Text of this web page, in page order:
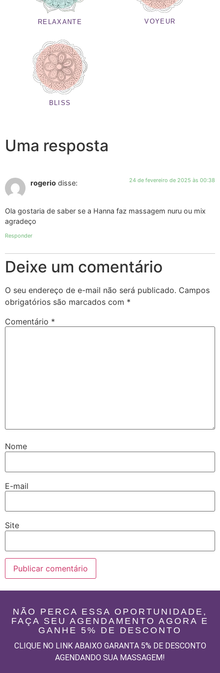
RELAXANTE VOYEUR
BLISS
Uma resposta
rogerio disse: 24 de fevereiro de 2025 às 00:38
Ola gostaria de saber se a Hanna faz massagem nuru ou mix
agradeço
Responder
Deixe um comentário
O seu endereço de e-mail não será publicado. Campos
obrigatórios são marcados com *
Comentário *
Nome
E-mail
Site
Alternative:
NÃO PERCA ESSA OPORTUNIDADE,
FAÇA SEU AGENDAMENTO AGORA E
GANHE 5% DE DESCONTO
CLIQUE NO LINK ABAIXO GARANTA 5% DE DESCONTO
AGENDANDO SUA MASSAGEM!